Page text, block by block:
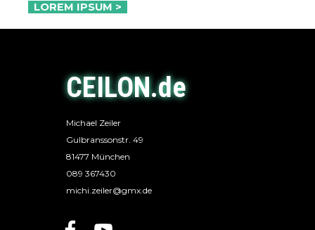
LOREM IPSUM >
CEILON.de
Michael Zeiler
Gulbranssonstr. 49
81477 München
089 367430
michi.zeiler@gmx.de